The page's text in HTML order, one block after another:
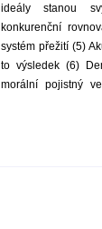
ideály stanou
konkurenční
systém přežití (5)
to výsledek (6)
morální pojistný